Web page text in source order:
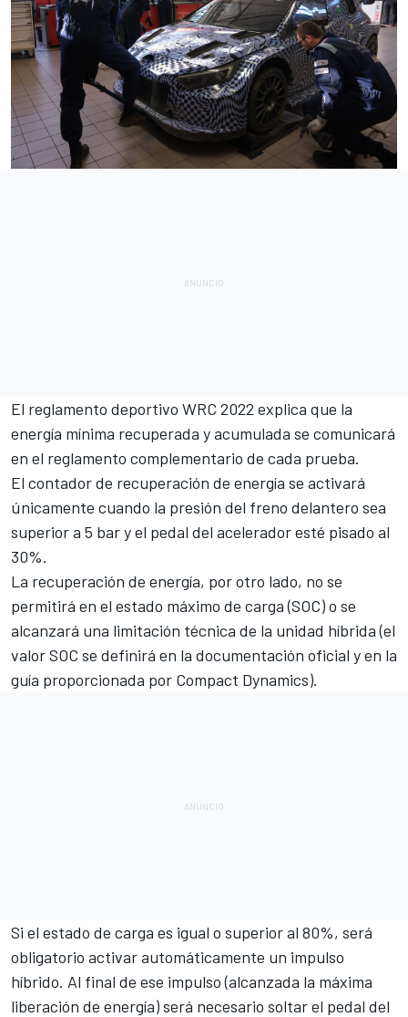
El reglamento deportivo WRC 2022 explica que la
energía mínima recuperada y acumulada se comunicará
en el reglamento complementario de cada prueba.
El contador de recuperación de energía se activará
únicamente cuando la presión del freno delantero sea
superior a 5 bar y el pedal del acelerador esté pisado al
30%.
La recuperación de energía, por otro lado, no se
permitirá en el estado máximo de carga (SOC) o se
alcanzará una limitación técnica de la unidad híbrida (el
valor SOC se definirá en la documentación oficial y en la
guía proporcionada por Compact Dynamics).
Si el estado de carga es igual o superior al 80%, será
obligatorio activar automáticamente un impulso
híbrido. Al final de ese impulso (alcanzada la máxima
liberación de energía) será necesario soltar el pedal del